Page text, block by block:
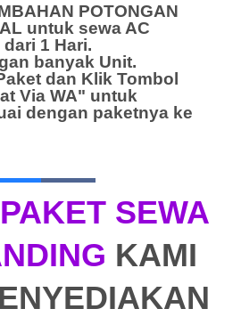
POTONGAN
untuk sewa AC
1 Hari.
banyak Unit.
dan Klik Tombol
Via WA" untuk
dengan paketnya ke
SEWA
KAMI